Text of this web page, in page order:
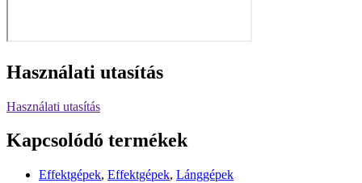
Használati utasítás
Használati utasítás
Kapcsolódó termékek
Effektgépek, Effektgépek, Lánggépek